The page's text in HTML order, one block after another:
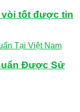
vòi tốt được tin
Được Sử